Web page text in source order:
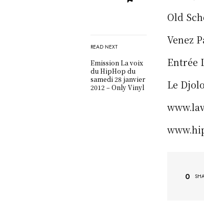
READ NEXT
Emission La voix
du HipHop du
samedi 28 janvier
2012 – Only Vinyl
Old
Venez
Entrée
Le
0